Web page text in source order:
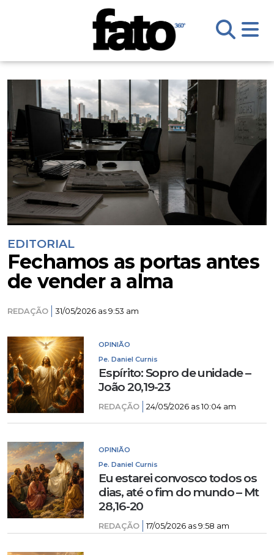
EDITORIAL
Fechamos as portas antes
de vender a alma
REDAÇÃO 31/05/2026 as 9:53 am
OPINIÃO
Pe. Daniel Curnis
Espírito: Sopro de unidade –
João 20,19-23
REDAÇÃO 24/05/2026 as 10:04 am
OPINIÃO
Pe. Daniel Curnis
Eu estarei convosco todos os
dias, até o fim do mundo – Mt
28,16-20
REDAÇÃO 17/05/2026 as 9:58 am